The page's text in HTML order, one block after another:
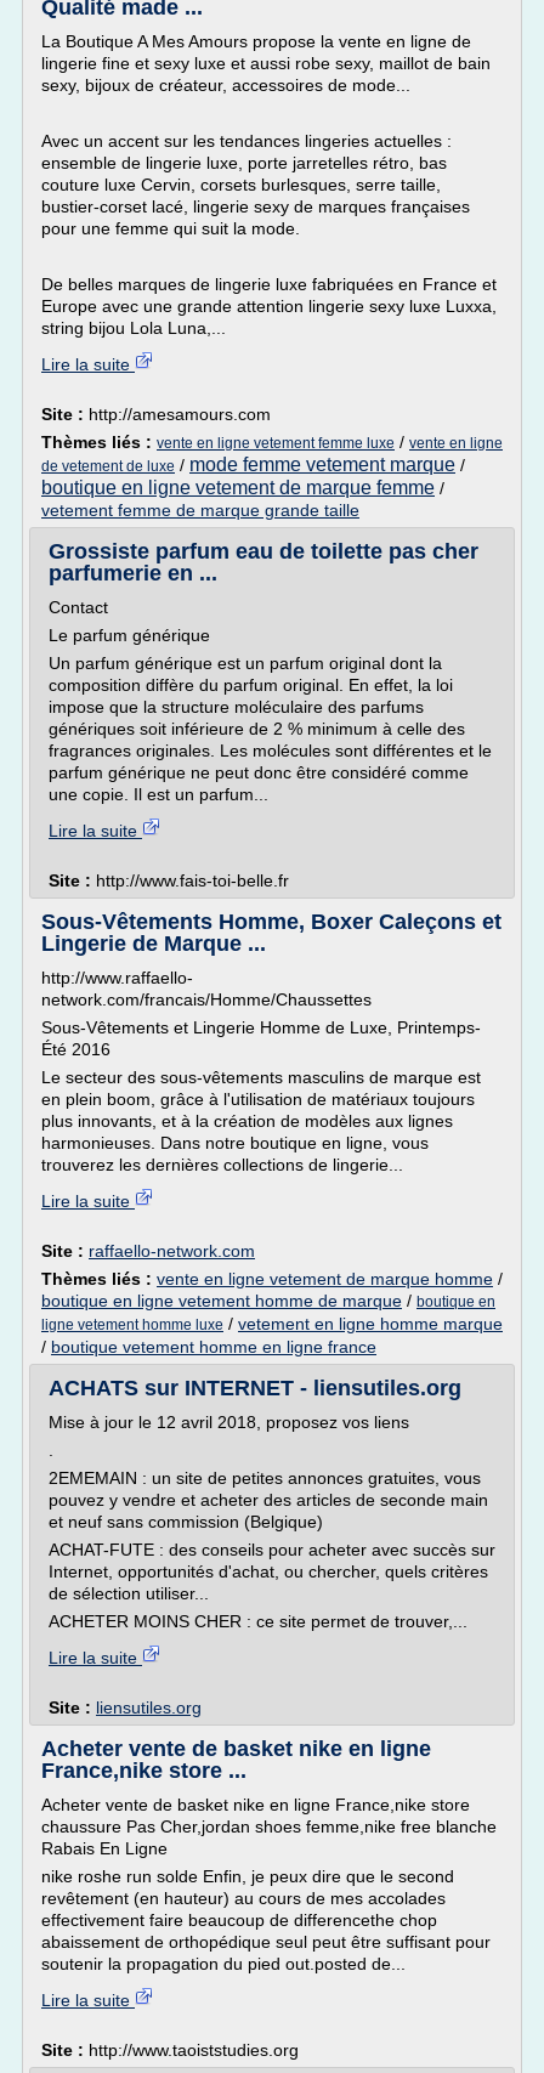
Qualité made ...
La Boutique A Mes Amours propose la vente en ligne de
lingerie fine et sexy luxe et aussi robe sexy, maillot de bain
sexy, bijoux de créateur, accessoires de mode...
Avec un accent sur les tendances lingeries actuelles :
ensemble de lingerie luxe, porte jarretelles rétro, bas
couture luxe Cervin, corsets burlesques, serre taille,
bustier-corset lacé, lingerie sexy de marques françaises
pour une femme qui suit la mode.
De belles marques de lingerie luxe fabriquées en France et
Europe avec une grande attention lingerie sexy luxe Luxxa,
string bijou Lola Luna,...
Lire la suite
Site : http://amesamours.com
Thèmes liés : vente en ligne vetement femme luxe / vente en ligne
de vetement de luxe / mode femme vetement marque /
boutique en ligne vetement de marque femme /
vetement femme de marque grande taille
Grossiste parfum eau de toilette pas cher
parfumerie en ...
Contact
Le parfum générique
Un parfum générique est un parfum original dont la
composition diffère du parfum original. En effet, la loi
impose que la structure moléculaire des parfums
génériques soit inférieure de 2 % minimum à celle des
fragrances originales. Les molécules sont différentes et le
parfum générique ne peut donc être considéré comme
une copie. Il est un parfum...
Lire la suite
Site : http://www.fais-toi-belle.fr
Sous-Vêtements Homme, Boxer Caleçons et
Lingerie de Marque ...
http://www.raffaello-
network.com/francais/Homme/Chaussettes
Sous-Vêtements et Lingerie Homme de Luxe, Printemps-
Été 2016
Le secteur des sous-vêtements masculins de marque est
en plein boom, grâce à l'utilisation de matériaux toujours
plus innovants, et à la création de modèles aux lignes
harmonieuses. Dans notre boutique en ligne, vous
trouverez les dernières collections de lingerie...
Lire la suite
Site : raffaello-network.com
Thèmes liés : vente en ligne vetement de marque homme /
boutique en ligne vetement homme de marque / boutique en
ligne vetement homme luxe / vetement en ligne homme marque
/ boutique vetement homme en ligne france
ACHATS sur INTERNET - liensutiles.org
Mise à jour le 12 avril 2018, proposez vos liens
2EMEMAIN : un site de petites annonces gratuites, vous
pouvez y vendre et acheter des articles de seconde main
et neuf sans commission (Belgique)
ACHAT-FUTE : des conseils pour acheter avec succès sur
Internet, opportunités d'achat, ou chercher, quels critères
de sélection utiliser...
ACHETER MOINS CHER : ce site permet de trouver,...
Lire la suite
Site : liensutiles.org
Acheter vente de basket nike en ligne
France,nike store ...
Acheter vente de basket nike en ligne France,nike store
chaussure Pas Cher,jordan shoes femme,nike free blanche
Rabais En Ligne
nike roshe run solde Enfin, je peux dire que le second
revêtement (en hauteur) au cours de mes accolades
effectivement faire beaucoup de differencethe chop
abaissement de orthopédique seul peut être suffisant pour
soutenir la propagation du pied out.posted de...
Lire la suite
Site : http://www.taoiststudies.org